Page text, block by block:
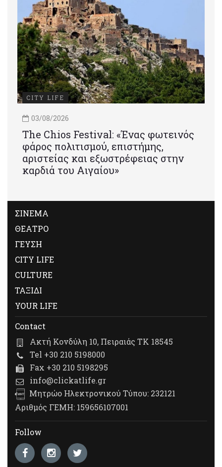
CITY LIFE
03/08/2026
Τhe Chios Festival: «Ένας φωτεινός
φάρος πολιτισμού, επιστήμης,
αριστείας και εξωστρέφειας στην
καρδιά του Αιγαίου»
ΣΙΝΕΜΑ
ΘΕΑΤΡΟ
ΓΕΥΣΗ
CITY LIFE
CULTURE
ΤΑΞΙΔΙ
YOUR LIFE
Contact
Ακτή Κονδύλη 10, Πειραιάς ΤΚ 18545
Tel +30 210 5198000
Fax +30 210 5198295
info@clickatlife.gr
Μητρώο Ηλεκτρονικού Τύπου: 232121
Αριθμός ΓΕΜΗ: 159656107001
Follow